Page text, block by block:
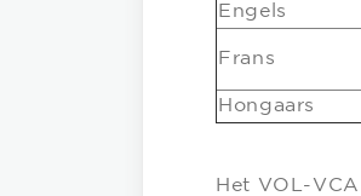
Engels
Frans
Hongaars
Het VOL-